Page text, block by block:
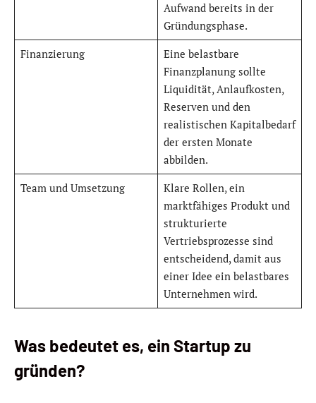
Aufwand bereits in der
Gründungsphase.
Finanzierung
Eine belastbare
Finanzplanung sollte
Liquidität, Anlaufkosten,
Reserven und den
realistischen Kapitalbedarf
der ersten Monate
abbilden.
Team und Umsetzung
Klare Rollen, ein
marktfähiges Produkt und
strukturierte
Vertriebsprozesse sind
entscheidend, damit aus
einer Idee ein belastbares
Unternehmen wird.
Was bedeutet es, ein Startup zu
gründen?